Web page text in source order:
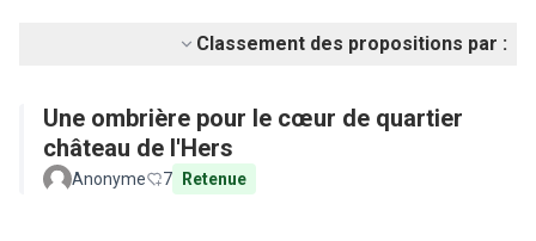
Classement des propositions par :
Une ombrière pour le cœur de quartier
château de l'Hers
Anonyme 7 Retenue